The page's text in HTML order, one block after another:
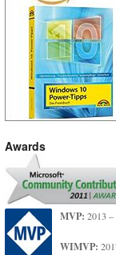
Awards
MVP: 2013 –
WIMVP: